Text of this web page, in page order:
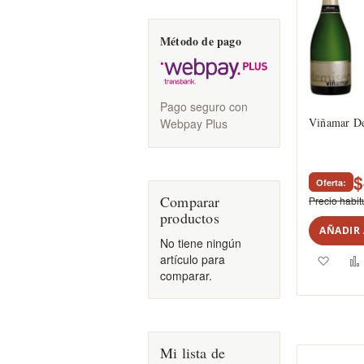
Viñamar
Oferta
Precio
AÑADIR
Método de pago
Pago seguro con
Webpay Plus
Comparar
productos
No tiene ningún
artículo para
comparar.
Mi lista de